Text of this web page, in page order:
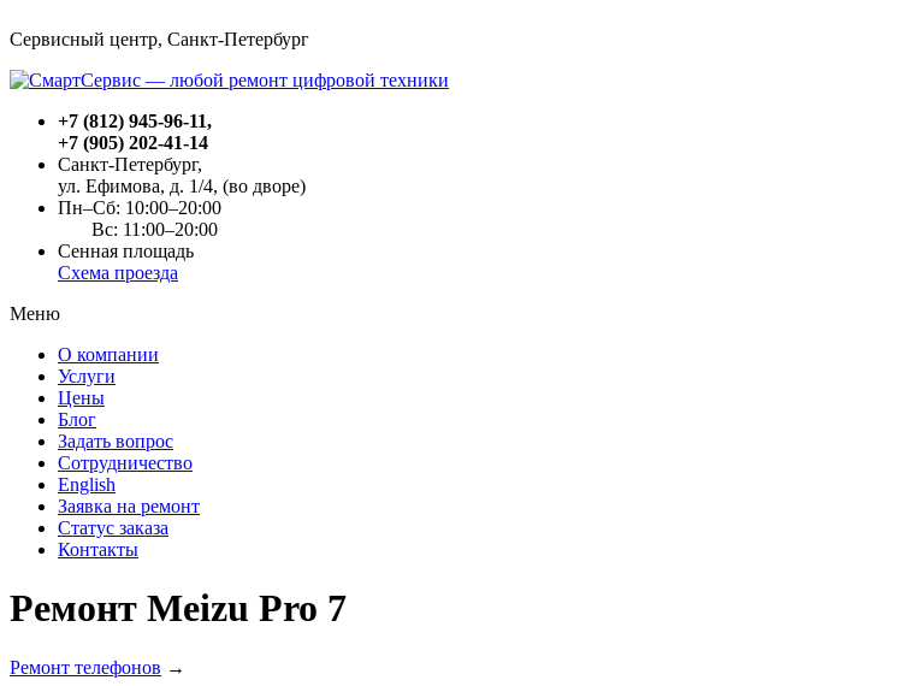
Сервисный центр, Cанкт-Петербург
+7 (812) 945-96-11,
+7 (905) 202-41-14
Санкт-Петербург,
ул. Ефимова, д. 1/4, (во дворе)
Пн–Сб: 10:00–20:00
Вс: 11:00–20:00
Сенная площадь
Схема проезда
Меню
О компании
Услуги
Цены
Блог
Задать вопрос
Сотрудничество
English
Заявка на ремонт
Статус заказа
Контакты
Ремонт Meizu Pro 7
Ремонт телефонов →